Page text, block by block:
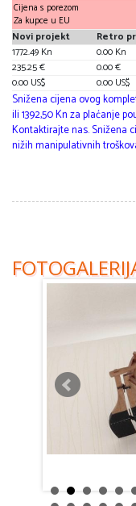
Cijena s porezom
Za kupce u EU
Novi projekt
Retro
1772.49 Kn
0.00 Kn
235.25 €
0.00 €
0.00 US$
0.00 US$
Snižena cijena ovog
ili 1392,50 Kn za plaćanje
Kontaktirajte nas. Snižena
nižih manipulativnih